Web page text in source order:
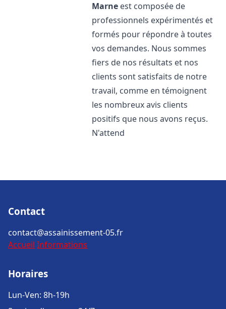
Marne est composée de
professionnels expérimentés et
formés pour répondre à toutes
vos demandes. Nous sommes
fiers de nos résultats et nos
clients sont satisfaits de notre
travail, comme en témoignent
les nombreux avis clients
positifs que nous avons reçus.
N'attend
Contact
contact@assainissement-05.fr
Accueil Informations
Horaires
Lun-Ven: 8h-19h